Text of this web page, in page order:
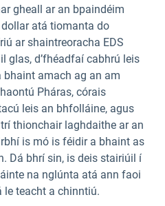
gheall ar an bpaindéim
atá tiomanta do
ar shaintreoracha EDS
glas, d’fhéadfaí cabhrú leis
amach ag an am
Pháras, córais
leis an bhfolláine, agus
thionchair laghdaithe ar an
is mó is féidir a bhaint as
Dá bhrí sin, is deis stairiúil í
na nglúnta atá ann faoi
teacht a chinntiú.